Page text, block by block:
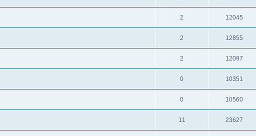
2 12045
2 12855
2 12097
0 10351
0 10560
11 23627